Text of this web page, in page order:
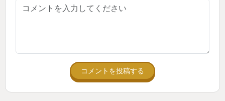
ゼノブレイド3以来、ストーリーと音楽にのめり込ん
エンディングでは「全てが終わった」と達成感と満
足感がありました。
クリア後にスイッチ版も気になり追加購入しまし
た。
コメントを投稿する